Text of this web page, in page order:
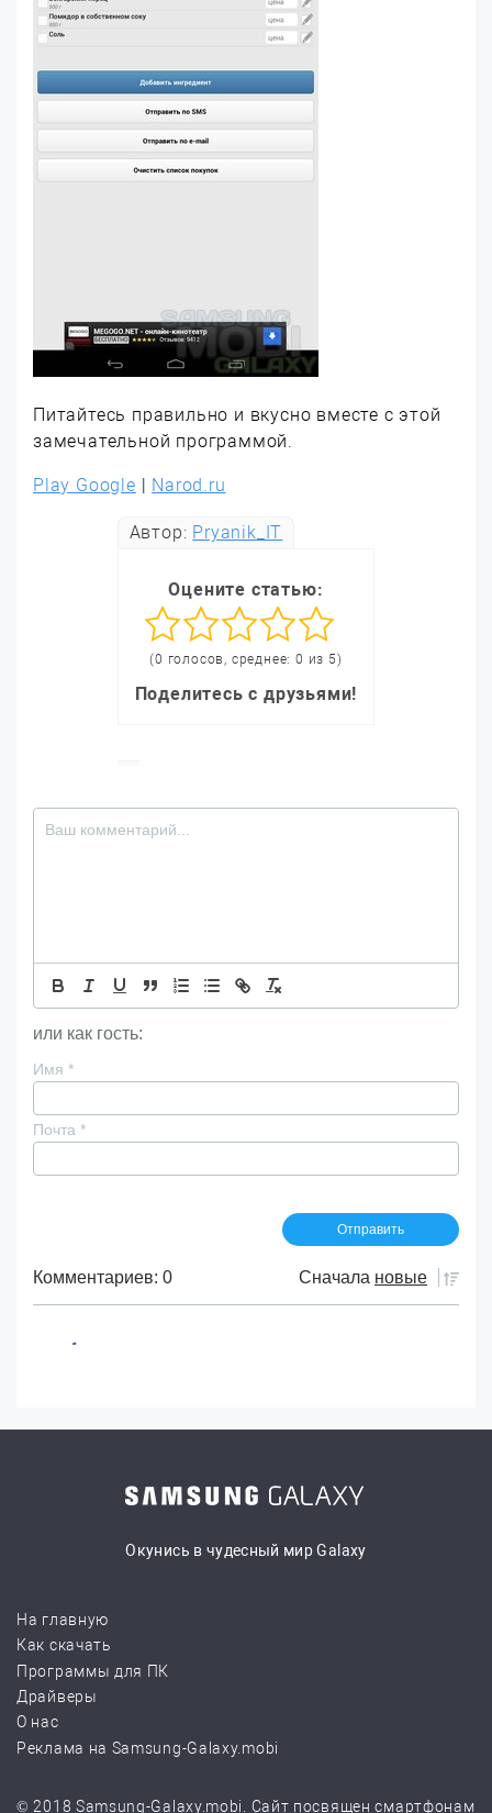
Питайтесь правильно и вкусно вместе с этой
замечательной программой.
Play Google | Narod.ru
Автор: Pryanik_IT
Оцените статью:
(0 голосов, среднее: 0 из 5)
Поделитесь с друзьями!
или как гость:
Имя *
Почта *
Комментариев: 0 Сначала новые
Окунись в чудесный мир Galaxy
На главную
Как скачать
Программы для ПК
Драйверы
О нас
Реклама на Samsung-Galaxy.mobi
© 2018 Samsung-Galaxy.mobi. Сайт посвящен смартфонам